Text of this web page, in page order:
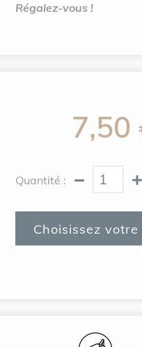
Régalez-vous !
7,50
Quantité :
Choisissez